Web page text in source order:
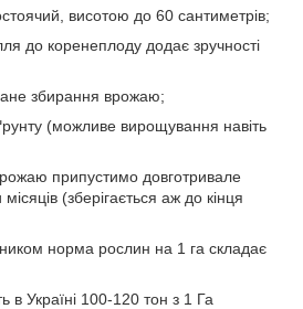
висотою до 60 сантиметрів;
до коренеплоду додає зручності
збирання врожаю;
(можливе вирощування навіть
припустимо довготривале
(зберігається аж до кінця
норма рослин на 1 га складає
в Україні 100-120 тон з 1 Га